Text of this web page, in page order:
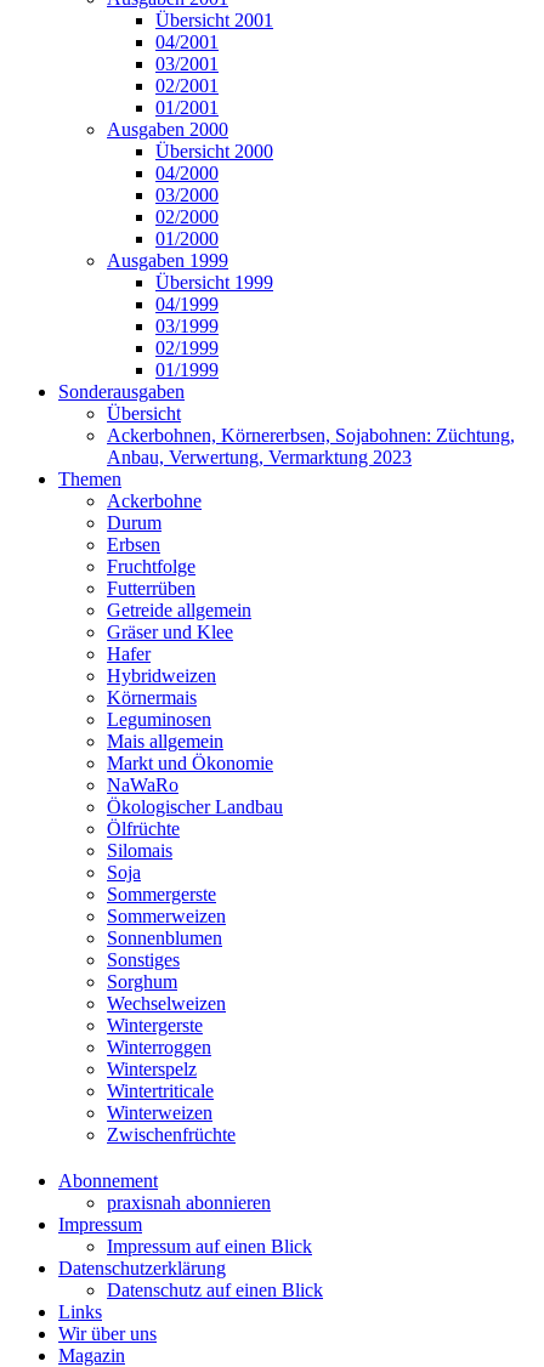
Übersicht 2001
04/2001
03/2001
02/2001
01/2001
Ausgaben 2000
Übersicht 2000
04/2000
03/2000
02/2000
01/2000
Ausgaben 1999
Übersicht 1999
04/1999
03/1999
02/1999
01/1999
Sonderausgaben
Übersicht
Ackerbohnen, Körnererbsen, Sojabohnen: Züchtung,
Anbau, Verwertung, Vermarktung 2023
Themen
Ackerbohne
Durum
Erbsen
Fruchtfolge
Futterrüben
Getreide allgemein
Gräser und Klee
Hafer
Hybridweizen
Körnermais
Leguminosen
Mais allgemein
Markt und Ökonomie
NaWaRo
Ökologischer Landbau
Ölfrüchte
Silomais
Soja
Sommergerste
Sommerweizen
Sonnenblumen
Sonstiges
Sorghum
Wechselweizen
Wintergerste
Winterroggen
Winterspelz
Wintertriticale
Winterweizen
Zwischenfrüchte
Abonnement
praxisnah abonnieren
Impressum
Impressum auf einen Blick
Datenschutzerklärung
Datenschutz auf einen Blick
Links
Wir über uns
Magazin